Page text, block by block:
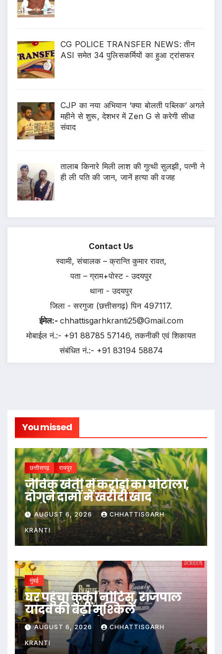
CG POLICE TRANSFER NEWS: तीन
ASI समेत 34 पुलिसकर्मियों का हुआ ट्रांसफर
CJP का नया अभियान ‘क्या बोलती पब्लिक’ अगले
महीने से शुरू, देशभर में Zen G से करेगी सीधा
संवाद
तालाब किनारे मिली लाश की गुत्थी सुलझी, पत्नी ने
ही ली पति की जान, जानें हत्या की वजह
Contact Us
स्वामी, संचालक – क्रान्ति कुमार रावत,
पता – ग्राम+पोस्ट - उदयपुर
थाना - उदयपुर
जिला - सरगुजा (छत्तीसगढ़) पिन 497117.
ईमेल:- chhattisgarhkranti25@Gmail.com
मोबाईल नं.:- +91 88785 57146, तकनीकी एवं शिकायत
संबंधित नं.:- +91 83194 58874
You missed
छत्तीसगढ़ रायपुर
जैविक खेती में करोड़ों का घोटाला,
दोगुने दामों में खरीदी खाद
AUGUST 6, 2026 CHHATTISGARH
KRANTI
मुंबई
घर पहुंचा कुर्की नोटिस, राजपाल
यादव की बढ़ीं मुश्किलें
AUGUST 6, 2026 CHHATTISGARH
KRANTI